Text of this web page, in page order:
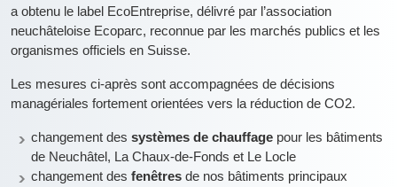
a obtenu le label EcoEntreprise, délivré par l’association
neuchâteloise Ecoparc, reconnue par les marchés publics et les
organismes officiels en Suisse.
Les mesures ci-après sont accompagnées de décisions
managériales fortement orientées vers la réduction de CO2.
changement des systèmes de chauffage pour les bâtiments
de Neuchâtel, La Chaux-de-Fonds et Le Locle
changement des fenêtres de nos bâtiments principaux